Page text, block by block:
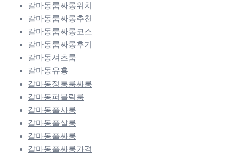
갈마동룸싸롱위치
갈마동룸싸롱추천
갈마동룸싸롱코스
갈마동룸싸롱후기
갈마동셔츠룸
갈마동유흥
갈마동정통룸싸롱
갈마동퍼블릭룸
갈마동풀사롱
갈마동풀살롱
갈마동풀싸롱
갈마동풀싸롱가격